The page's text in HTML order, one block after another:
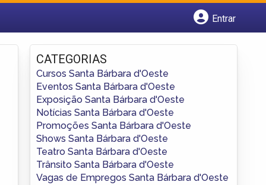
Entrar
Fazer login
Criar conta
CATEGORIAS
Cursos Santa Bárbara d'Oeste
Eventos Santa Bárbara d'Oeste
Exposição Santa Bárbara d'Oeste
Notícias Santa Bárbara d'Oeste
Promoções Santa Bárbara d'Oeste
Shows Santa Bárbara d'Oeste
Teatro Santa Bárbara d'Oeste
Trânsito Santa Bárbara d'Oeste
Vagas de Empregos Santa Bárbara d'Oeste